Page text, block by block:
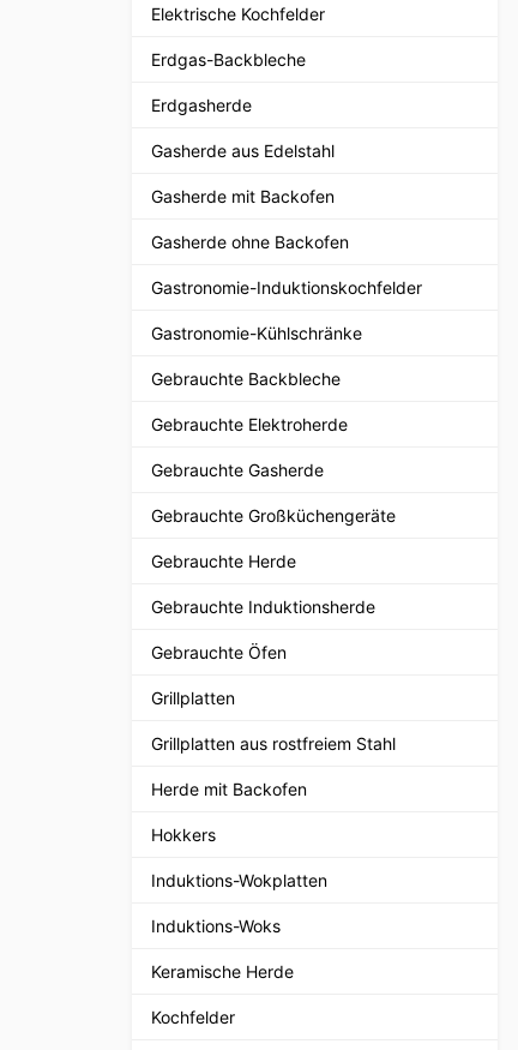
Elektrische Kochfelder
Erdgas-Backbleche
Erdgasherde
Gasherde aus Edelstahl
Gasherde mit Backofen
Gasherde ohne Backofen
Gastronomie-Induktionskochfelder
Gastronomie-Kühlschränke
Gebrauchte Backbleche
Gebrauchte Elektroherde
Gebrauchte Gasherde
Gebrauchte Großküchengeräte
Gebrauchte Herde
Gebrauchte Induktionsherde
Gebrauchte Öfen
Grillplatten
Grillplatten aus rostfreiem Stahl
Herde mit Backofen
Hokkers
Induktions-Wokplatten
Induktions-Woks
Keramische Herde
Kochfelder